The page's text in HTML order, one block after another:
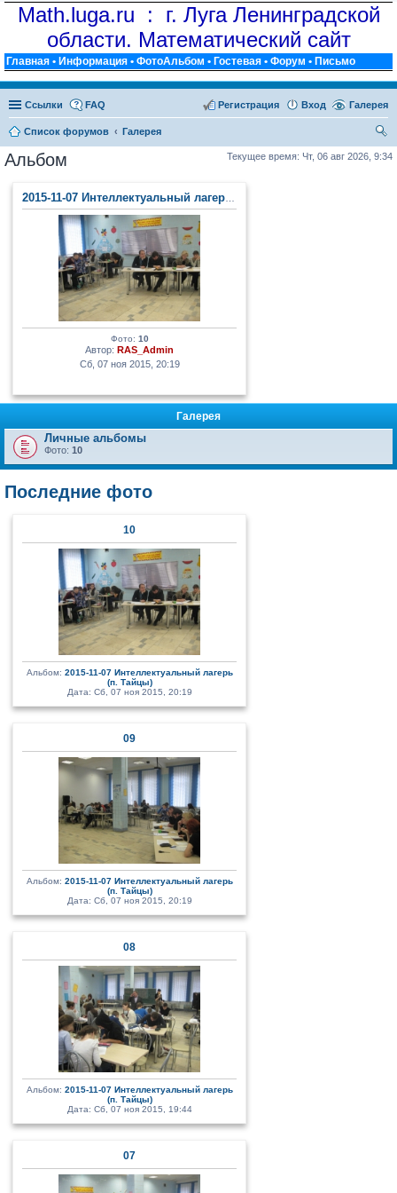
Math.luga.ru : г. Луга Ленинградской
области. Математический сайт
Главная • Информация • ФотоАльбом • Гостевая • Форум • Письмо
Ссылки Галерея
FAQ Вход
Регистрация
Список форумов
Галерея
ои
Текущее время: Чт, 06 авг 2026, 9:34
Альбом
2015-11-07 Интеллектуальный лагерь (п. Тайцы)
Фото: 10
Автор: RAS_Admin
Сб, 07 ноя 2015, 20:19
Галерея
Личные альбомы
Фото: 10
Последние фото
10
Альбом: 2015-11-07 Интеллектуальный лагерь
(п. Тайцы)
Дата: Сб, 07 ноя 2015, 20:19
09
Альбом: 2015-11-07 Интеллектуальный лагерь
(п. Тайцы)
Дата: Сб, 07 ноя 2015, 20:19
08
Альбом: 2015-11-07 Интеллектуальный лагерь
(п. Тайцы)
Дата: Сб, 07 ноя 2015, 19:44
07